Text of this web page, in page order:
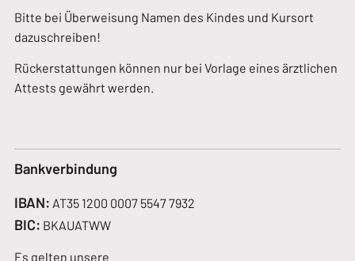
Bitte bei Überweisung Namen des Kindes und Kursort
dazuschreiben!
Rückerstattungen können nur bei Vorlage eines ärztlichen
Attests gewährt werden.
Bankverbindung
IBAN: AT35 1200 0007 5547 7932
BIC: BKAUATWW
Es gelten unsere